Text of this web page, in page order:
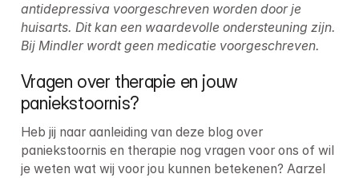
antidepressiva voorgeschreven worden door je
huisarts. Dit kan een waardevolle ondersteuning zijn.
Bij Mindler wordt geen medicatie voorgeschreven.
Vragen over therapie en jouw
paniekstoornis?
Heb jij naar aanleiding van deze blog over
paniekstoornis en therapie nog vragen voor ons of wil
je weten wat wij voor jou kunnen betekenen? Aarzel